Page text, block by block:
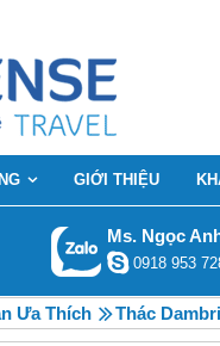
GIỚI THIỆU
Ms. Ngọc
0918 953
Ưa Thích Thác